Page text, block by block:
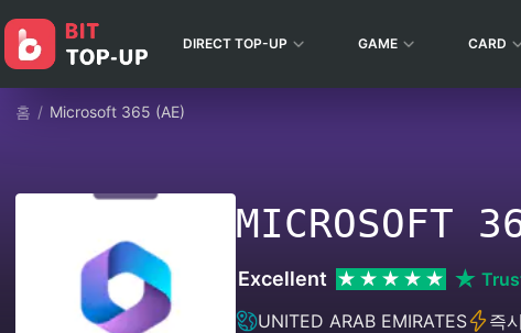
DIRECT TOP-UP GAME CARD
홈 / Microsoft 365 (AE)
MICROSOFT
Excellent
UNITED ARAB EMIRATES
즉